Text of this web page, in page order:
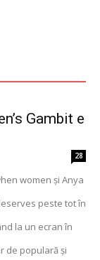
Gambit e
28
women și Anya
peste tot în
la un ecran în
de populară și